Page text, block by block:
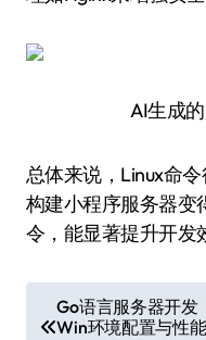
AI生成
总体来说，Linux命
构建小程序服务器变
令，能显著提升开发
Go语言服务器开发
Win环境配置与性